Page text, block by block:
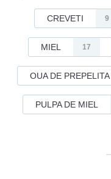
CREVETI 9
MIEL 17
OUA DE PREPELITA
PULPA DE MIEL